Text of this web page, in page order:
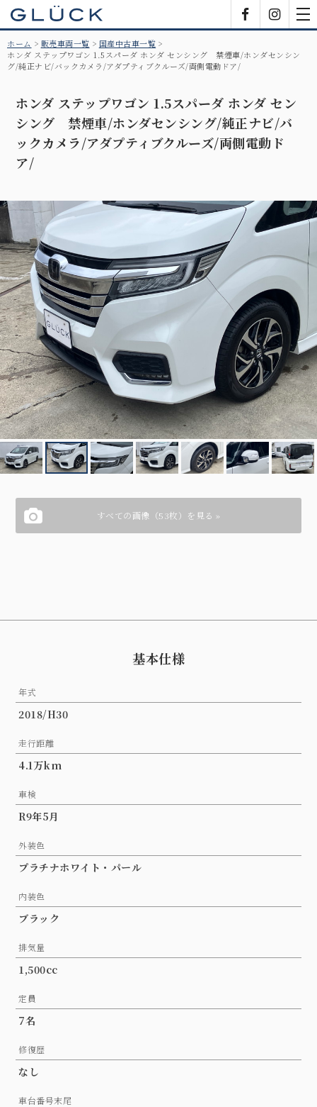
ホーム 販売車両一覧
国産中古車一覧
ホンダ ステップワゴン 1.5スパーダ ホンダ センシング 禁煙車/ホンダセンシン
グ/純正ナビ/バックカメラ/アダプティブクルーズ/両側電動ドア/
ホンダ ステップワゴン 1.5スパーダ ホンダ セン
シング 禁煙車/ホンダセンシング/純正ナビ/バ
ックカメラ/アダプティブクルーズ/両側電動ド
ア/
すべての画像（53枚）を見る »
基本仕様
年式
2018/H30
走行距離
4.1万km
車検
R9年5月
外装色
プラチナホワイト・パール
内装色
ブラック
排気量
1,500cc
定員
7名
修復歴
なし
車台番号末尾